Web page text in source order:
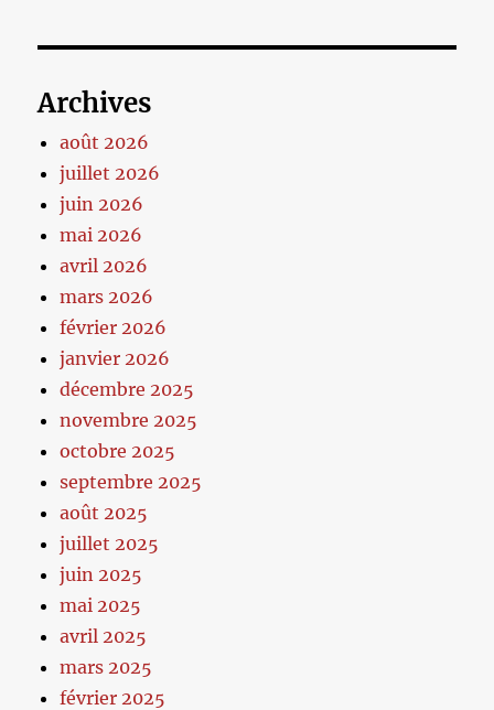
Archives
août 2026
juillet 2026
juin 2026
mai 2026
avril 2026
mars 2026
février 2026
janvier 2026
décembre 2025
novembre 2025
octobre 2025
septembre 2025
août 2025
juillet 2025
juin 2025
mai 2025
avril 2025
mars 2025
février 2025